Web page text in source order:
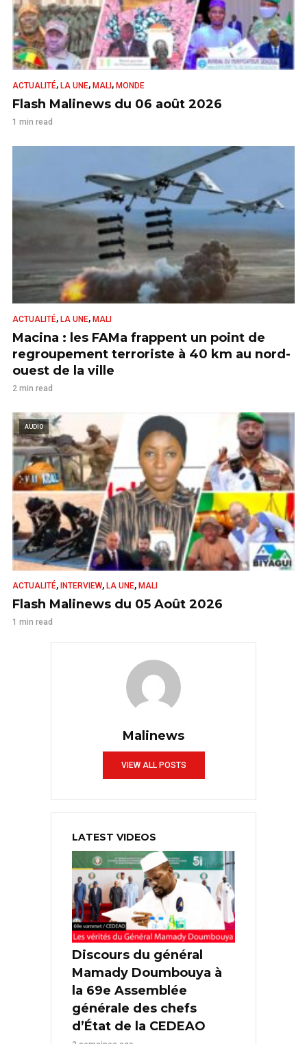
ACTUALITÉ, LA UNE, MALI, MONDE
Flash Malinews du 06 août 2026
1 min read
ACTUALITÉ, LA UNE, MALI
Macina : les FAMa frappent un point de
regroupement terroriste à 40 km au nord-
ouest de la ville
2 min read
AUDIO
ACTUALITÉ, INTERVIEW, LA UNE, MALI
Flash Malinews du 05 Août 2026
1 min read
Malinews
VIEW ALL POSTS
LATEST VIDEOS
Discours du général
Mamady Doumbouya à
la 69e Assemblée
générale des chefs
d’État de la CEDEAO